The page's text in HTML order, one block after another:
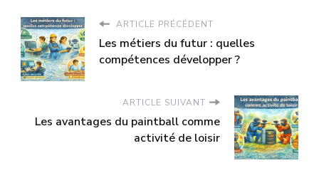
ARTICLE PRÉCÉDENT
Les métiers du futur : quelles
compétences développer ?
ARTICLE SUIVANT
Les avantages du paintball comme
activité de loisir